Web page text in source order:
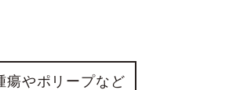
瘍やポリープなど